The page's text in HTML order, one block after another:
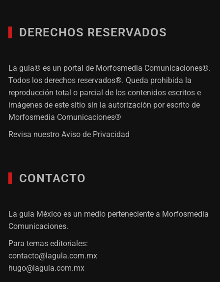
DERECHOS RESERVADOS
La gula® es un portal de Morfosmedia Comunicaciones®.
Todos los derechos reservados®. Queda prohibida la
reproducción total o parcial de los contenidos escritos e
imágenes de este sitio sin la autorización por escrito de
Morfosmedia Comunicaciones®
Revisa nuestroAviso de Privacidad
CONTACTO
La gula México es un medio perteneciente a Morfosmedia
Comunicaciones.
Para temas editoriales:
contacto@lagula.com.mx
hugo@lagula.com.mx